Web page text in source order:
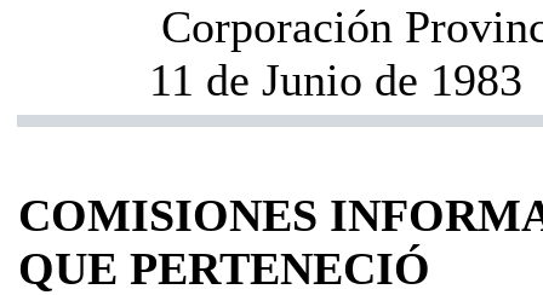
Corporación
11 de Junio de 1983
COMISIONES
QUE PERTENECIÓ